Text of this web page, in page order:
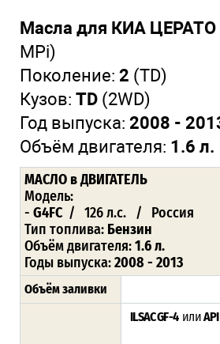
Масла для КИА ЦЕРАТО
MPi)
Поколение: 2 (TD)
Кузов: TD (2WD)
Год выпуска: 2008 -
Объём двигателя: 1.6 л.
МАСЛО в ДВИГАТЕЛЬ
Модель:
- G4FC/ 126 л.с. / Россия
Тип топлива: Бензин
Объём двигателя:1.6 л.
Годы выпуска:2008 - 2013
Объём заливки
ILSAC GF-4 или